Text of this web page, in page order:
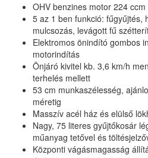
OHV benzines motor 224
5 az 1 ben funkció: fűgyűjtés,
mulcsozás, levágott fű
Elektromos önindító gombos
motorindítás
Önjáró kivitel kb. 3,6 km/h
terhelés mellett
53 cm munkaszélesség,
méretig
Masszív acél ház és elülső
Nagy, 75 literes gyűjtőkosár
műanyag tetővel és
Központi vágásmagasság